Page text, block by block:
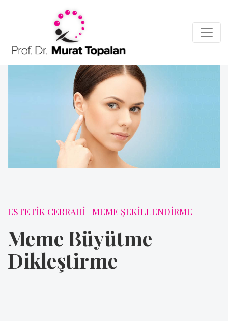
ESTETİK CERRAHİ MEME ŞEKİLLENDİRME
Meme Büyütme
Dikleştirme